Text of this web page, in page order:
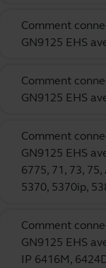
Comment
GN9125 EHS
Comment
GN9125 EHS
Comment
GN9125 EHS
6775, 71, 73,
5370, 5370ip,
Comment
GN9125 EHS
IP 6416M,